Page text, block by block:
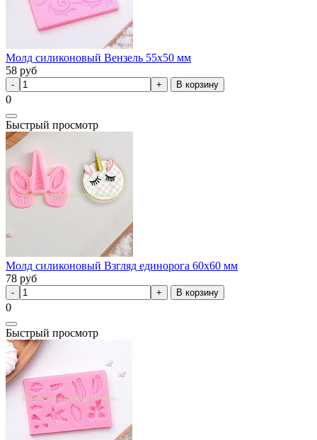
Молд силиконовый Вензель 55х50 мм
58 руб
В корзину
0
Быстрый просмотр
Молд силиконовый Взгляд единорога 60х60 мм
78 руб
В корзину
0
Быстрый просмотр